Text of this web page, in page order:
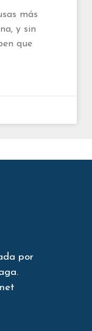
más
y sin
que
por